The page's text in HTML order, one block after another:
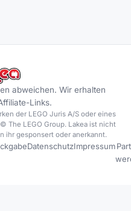
abweichen. Wir erhalten
Links.
der LEGO Juris A/S oder eines
The LEGO Group. Lakea ist nicht
ihr gesponsert oder anerkannt.
DatenschutzImpressum